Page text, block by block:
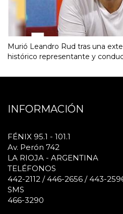
Murió Leandro Rud tras una
histórico representante y
INFORMACIÓN
FÉNIX 95.1 - 101.1
Av. Perón 742
LA RIOJA - ARGENTINA
TELÉFONOS
442-2112 / 446-2656 / 443-
SMS
466-3290